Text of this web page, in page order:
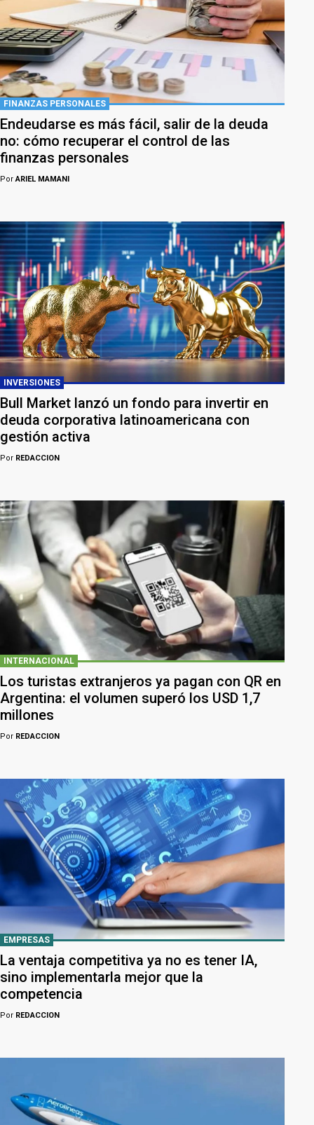
FINANZAS PERSONALES
Endeudarse es más fácil, salir de la deuda
no: cómo recuperar el control de las
finanzas personales
PorARIEL MAMANI
INVERSIONES
Bull Market lanzó un fondo para invertir en
deuda corporativa latinoamericana con
gestión activa
Por REDACCION
INTERNACIONAL
Los turistas extranjeros ya pagan con QR en
Argentina: el volumen superó los USD 1,7
millones
Por REDACCION
EMPRESAS
La ventaja competitiva ya no es tener IA,
sino implementarla mejor que la
competencia
Por REDACCION